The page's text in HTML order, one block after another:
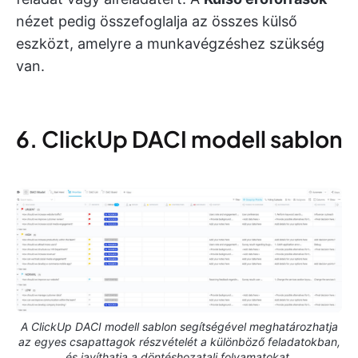
nézet pedig összefoglalja az összes külső
eszközt, amelyre a munkavégzéshez szükség
van.
6. ClickUp DACI modell sablon
A ClickUp DACI modell sablon segítségével meghatározhatja
az egyes csapattagok részvételét a különböző feladatokban,